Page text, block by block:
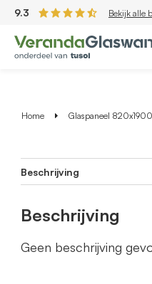
9.3 Bekijk alle
Home Glaspaneel
Beschrijving
Beschrijving
Geen beschrijving